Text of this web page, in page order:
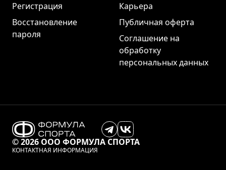
Регистрация
Восстановление
пароля
Карьера
Публичная оферта
Соглашение на
обработку
персональных данных
© 2026 ООО ФОРМУЛА СПОРТА
КОНТАКТНАЯ ИНФОРМАЦИЯ